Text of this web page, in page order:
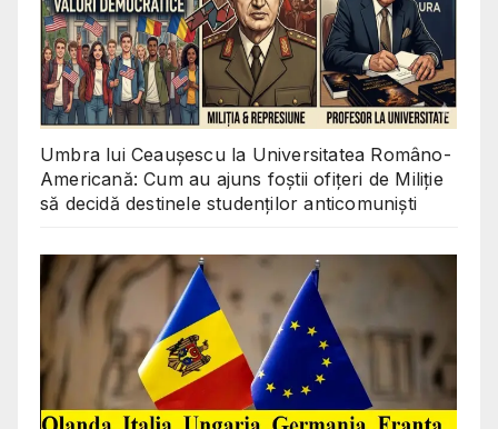
Umbra lui Ceaușescu la Universitatea Româno-
Americană: Cum au ajuns foștii ofițeri de Miliție
să decidă destinele studenților anticomuniști